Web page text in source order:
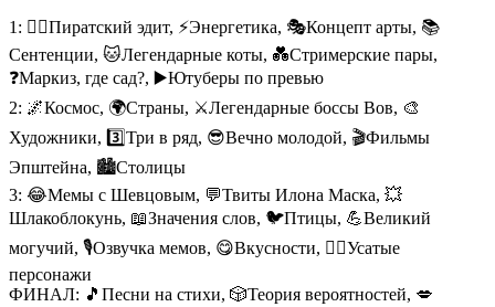
1: 🏴‍☠️Пиратский эдит, ⚡Энергетика, 🎭Концепт арты, 📚
Сентенции, 🐱Легендарные коты, 💑Стримерские пары,
❓Маркиз, где сад?, ▶️Ютуберы по превью
2: 🌌Космос, 🌍Страны, ⚔️Легендарные боссы Вов, 🎨
Художники, 3️⃣Три в ряд, 😎Вечно молодой, 🎬Фильмы
Эпштейна, 🏙️Столицы
3: 😂Мемы с Шевцовым, 💬Твиты Илона Маска, 💥
Шлакоблокунь, 📖Значения слов, 🐦Птицы, 💪Великий
могучий, 🎙️Озвучка мемов, 😋Вкусности, 🧔‍♂️Усатые
персонажи
ФИНАЛ: 🎵Песни на стихи, 🎲Теория вероятностей, 💋